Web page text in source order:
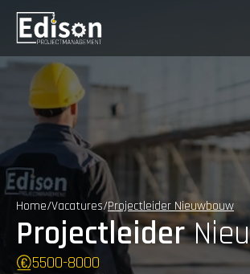
Home/Vacatures/Projectleider Nieuwbouw
Projectleider
5500-8000